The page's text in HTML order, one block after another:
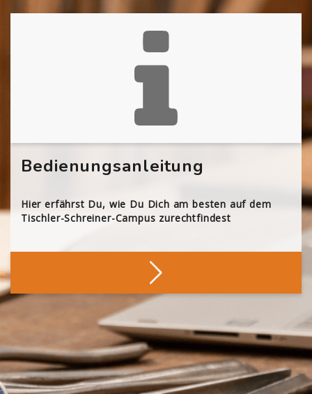
Bedienungsanleitung
Hier erfährst Du, wie Du Dich am besten auf dem
Tischler-Schreiner-Campus zurechtfindest